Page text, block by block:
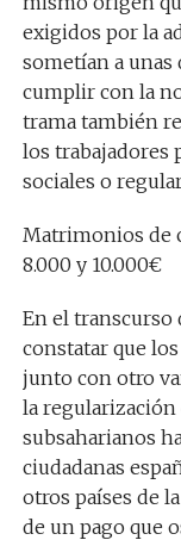
exigidos por la
sometían a
cumplir con la
trama también
los trabajadores
sociales o
Matrimonios de
8.000 y 10.000€
En el transcurso
constatar que
junto con otro
la regularización
subsaharianos
ciudadanas
otros países de
de un pago que